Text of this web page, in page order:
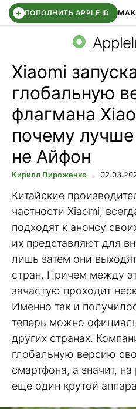
+ ПОПОЛНИТЬ APPLE ID
СБЕР КИДС ВТБ
Xiaomi
глобальную
флагмана
почему лучше
не Айфон
Кирилл Пироженко
Китайские
частности Xiaomi,
подходят к анонсу
их представляют для
лишь затем они
стран. Причем между
зачастую проходит
Именно так и
теперь можно
других странах.
глобальную версию
смартфона, а значит,
еще один крутой